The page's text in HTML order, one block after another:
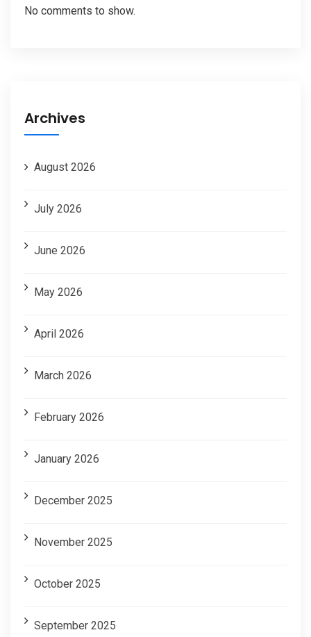
No comments to show.
Archives
August 2026
July 2026
June 2026
May 2026
April 2026
March 2026
February 2026
January 2026
December 2025
November 2025
October 2025
September 2025